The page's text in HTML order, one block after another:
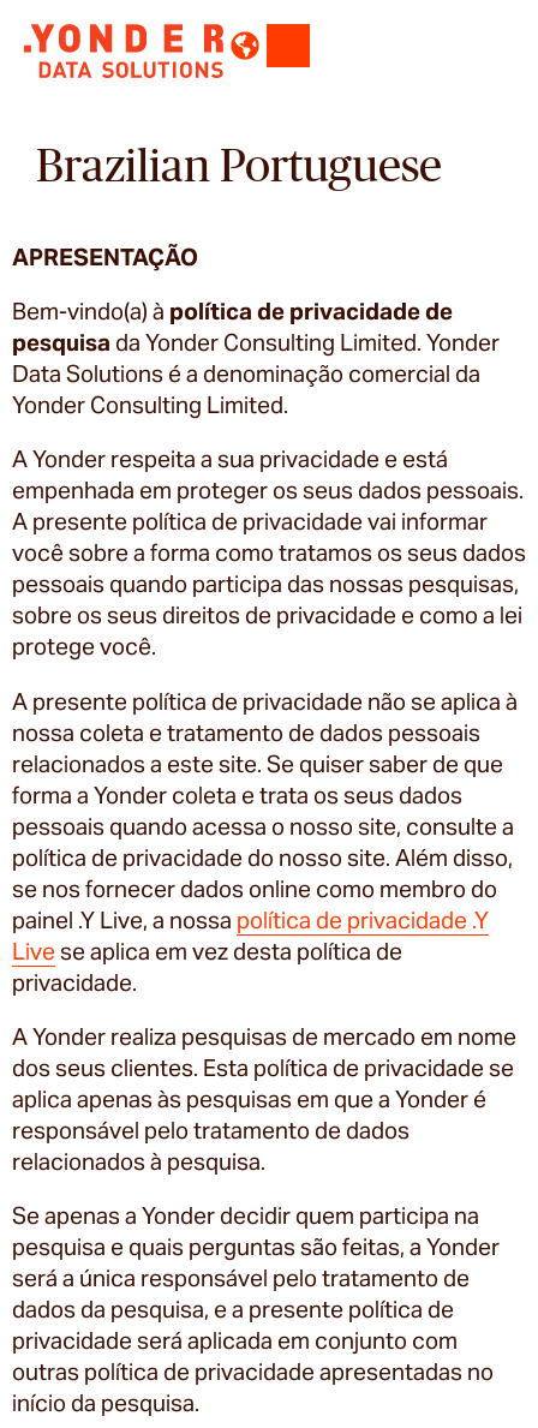
Brazilian Portuguese
APRESENTAÇÃO
Bem-vindo(a) à política de privacidadede
pesquisa da Yonder Consulting Limited. Yonder
Data Solutions é a denominação comercial da
Yonder Consulting Limited.
A Yonder respeita a sua privacidade e está
empenhada em proteger os seus dados pessoais.
A presente política de privacidade vai informar
você sobre a forma como tratamos os seus dados
pessoais quando participa das nossas pesquisas,
sobre os seus direitos de privacidade e como a lei
protege você.
A presente política de privacidade não se aplica à
nossa coleta e tratamento de dados pessoais
relacionados a este site. Se quiser saber de que
forma a Yonder coleta e trata os seus dados
pessoais quando acessa o nosso site, consulte a
política de privacidade do nosso site. Além disso,
se nos fornecer dados online como membro do
painel .Y Live, a nossa política de privacidade .Y
Live se aplica em vez desta política de
privacidade.
A Yonder realiza pesquisas de mercado em nome
dos seus clientes. Esta política de privacidade se
aplica apenas às pesquisas em que a Yonder é
responsável pelo tratamento de dados
relacionados à pesquisa.
Se apenas a Yonder decidir quem participa na
pesquisa e quais perguntas são feitas, a Yonder
será a única responsável pelo tratamento de
dados da pesquisa, e a presente política de
privacidade será aplicada em conjunto com
outras política de privacidade apresentadas no
início da pesquisa.